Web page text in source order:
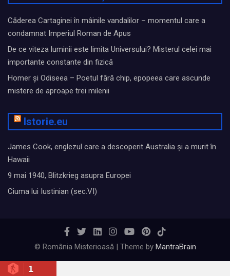
Căderea Cartaginei în mâinile vandalilor – momentul care a
condamnat Imperiul Roman de Apus
De ce viteza luminii este limita Universului? Misterul celei mai
importante constante din fizică
Homer și Odiseea – Poetul fără chip, epopeea care ascunde
mistere de aproape trei milenii
Istorie.eu
James Cook, englezul care a descoperit Australia și a murit în
Hawaii
9 mai 1940, Blitzkrieg asupra Europei
Ciuma lui Iustinian (sec.VI)
© România Misterioasă | Theme by MantraBrain
1